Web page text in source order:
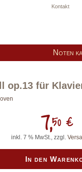
Kontakt
Noten
op.13 für
7,50 €
inkl. 7 % MwSt., zzgl.
In den